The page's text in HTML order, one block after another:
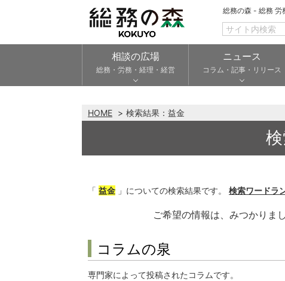
総務の森 - 総務 労
相談の広場
総務・労務・経理・経営
ニュース
コラム・記事・リリース
HOME 検索結果： 益金
「 益金 」についての検索結果です。 検索ワードラ
ご希望の情報は、みつかりま
コラムの泉
専門家によって投稿されたコラムです。